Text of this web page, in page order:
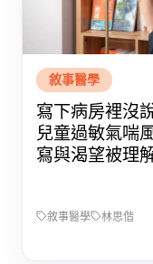
敘事醫學
寫下病房裡沒
兒童過敏氣喘
寫與渴望被理
敘事醫學 林思偕